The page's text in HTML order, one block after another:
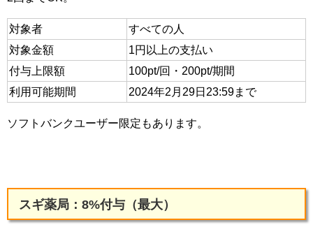
対象者
すべての人
対象金額
1円以上の支払い
付与上限額
100pt/回・200pt/期間
利用可能期間
2024年2月29日23:59まで
ソフトバンクユーザー限定もあります。
スギ薬局：8%付与（最大）